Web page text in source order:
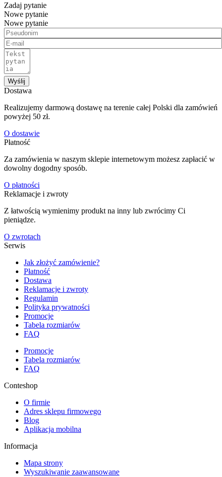
Zadaj pytanie
Nowe pytanie
Nowe pytanie
Wyślij
Dostawa
Realizujemy darmową dostawę na terenie całej Polski dla zamówień
powyżej 50 zł.
O dostawie
Płatność
Za zamówienia w naszym sklepie internetowym możesz zapłacić w
dowolny dogodny sposób.
O płatności
Reklamacje i zwroty
Z łatwością wymienimy produkt na inny lub zwrócimy Ci
pieniądze.
O zwrotach
Serwis
Jak złożyć zamówienie?
Płatność
Dostawa
Reklamacje i zwroty
Regulamin
Polityka prywatności
Promocje
Tabela rozmiarów
FAQ
Promocje
Tabela rozmiarów
FAQ
Conteshop
O firmie
Adres sklepu firmowego
Blog
Aplikacja mobilna
Informacja
Mapa strony
Wyszukiwanie zaawansowane